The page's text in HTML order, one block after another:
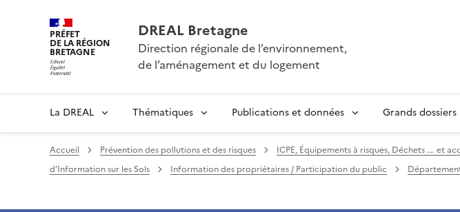
PRÉFET
DE LA RÉGION
BRETAGNE
DREAL Bretagne
Direction régionale de l’environnement,
de l’aménagement et du logement
La DREAL Thématiques Publications et données Grands dossiers
Accueil Prévention des pollutions et des risques ICPE, Équipements à risques, Déchets …. et
d’Information sur les Sols
Information des propriétaires / Participation du public